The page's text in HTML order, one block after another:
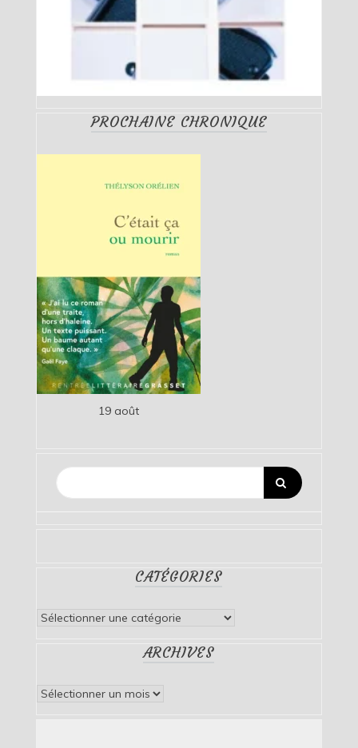
PROCHAINE CHRONIQUE
19 août
CATÉGORIES
Catégories
ARCHIVES
Archives